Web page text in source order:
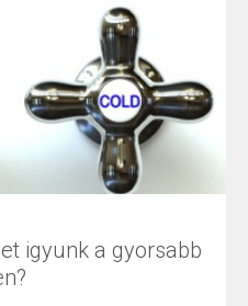
igyunk a gyorsabb